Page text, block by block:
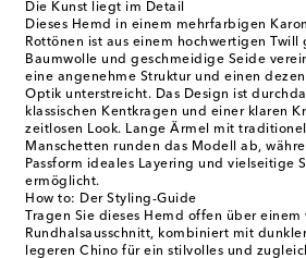
Die Kunst liegt im Detail
Dieses Hemd in einem mehrfarbigen
Rottönen ist aus einem hochwertigen
Baumwolle und geschmeidige Seide
eine angenehme Struktur und einen
Optik unterstreicht. Das Design ist
klassischen Kentkragen und einer klaren
zeitlosen Look. Lange Ärmel mit
Manschetten runden das Modell ab,
Passform ideales Layering und vielseitige
ermöglicht.
How to: Der Styling-Guide
Tragen Sie dieses Hemd offen über
Rundhalsausschnitt, kombiniert mit
legeren Chino für ein stilvolles und